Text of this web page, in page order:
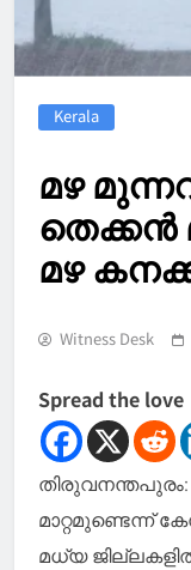
Kerala
മഴ
തെക്കൻ
മഴ
Witness Desk
Spread the love
തിരുവനന്തപുരം:
മാറ്റമുണ്ടെന്ന്
മധ്യ